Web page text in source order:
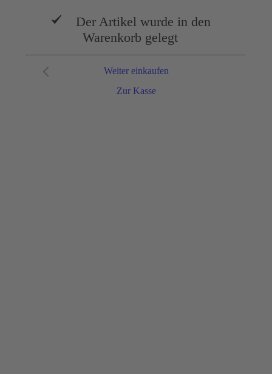
Der Artikel wurde in den
Warenkorb gelegt
Zur Kasse
Weiter einkaufen